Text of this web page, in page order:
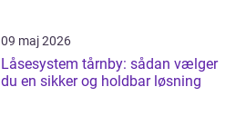
09 maj 2026
Låsesystem tårnby: sådan vælger
du en sikker og holdbar løsning